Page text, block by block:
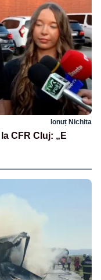
Ionuț Nichita
CFR Cluj: „E